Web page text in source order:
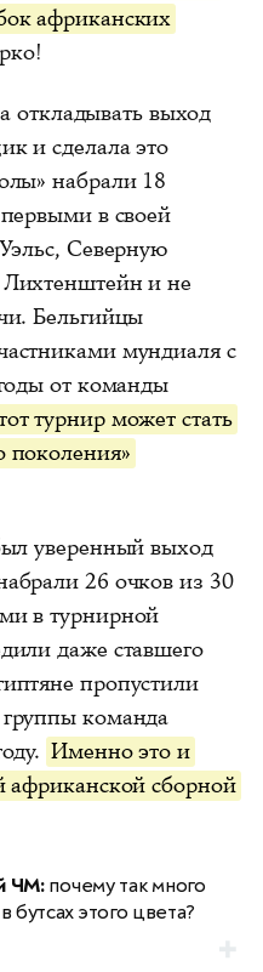
африканских
откладывать выход
и сделала это
набрали 18
в своей
Северную
и не
Бельгийцы
мундиаля с
от команды
турнир может стать
поколения»
уверенный выход
26 очков из 30
в турнирной
даже ставшего
пропустили
команда
Именно это и
африканской сборной
ЧМ:почему так много
бутсах этого цвета?